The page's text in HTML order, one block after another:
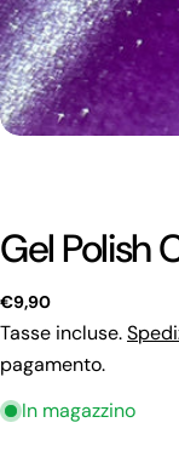
Gel Polish
Prezzo
regolare
€9,90
Tasse incluse.
pagamento.
In magazzino